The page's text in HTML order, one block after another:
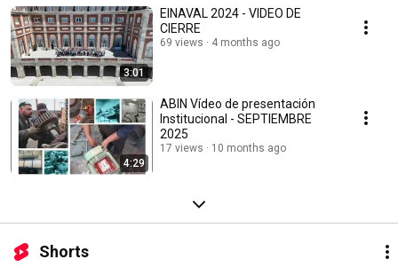
3:01
EINAVAL 2024 - VIDEO DE
CIERRE
69 views 4 months ago
4:29
ABIN Vídeo de presentación
Institucional - SEPTIEMBRE
2025
17 views 10 months ago
Shorts